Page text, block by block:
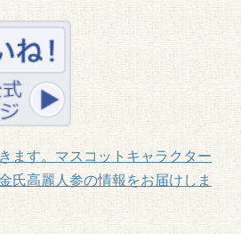
ます。マスコットキャラクター
氏高麗人参の情報をお届けしま